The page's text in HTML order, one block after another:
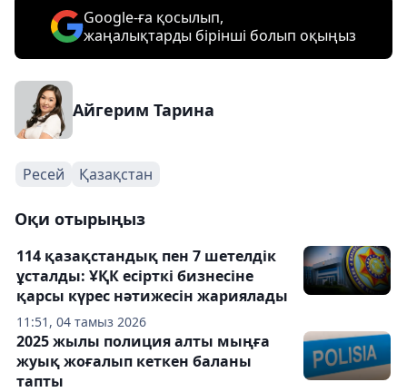
Google-ға қосылып,
жаңалықтарды бірінші болып оқыңыз
Айгерим Тарина
Ресей Қазақстан
Оқи отырыңыз
11:51, 04 тамыз 2026
114 қазақстандық пен 7 шетелдік
ұсталды: ҰҚК есірткі бизнесіне
қарсы күрес нәтижесін жариялады
2025 жылы полиция алты мыңға
жуық жоғалып кеткен баланы
тапты